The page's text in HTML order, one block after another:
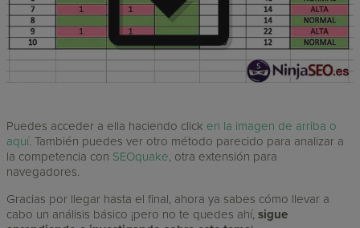
Puedes acceder a ella haciendo click en la imagen de arriba o
aquí. También puedes ver otro método parecido para analizar a
la competencia con SEOquake, otra extensión para
navegadores.
Gracias por llegar hasta el final, ahora ya sabes cómo llevar a
cabo un análisis básico ¡pero no te quedes ahí,sigue